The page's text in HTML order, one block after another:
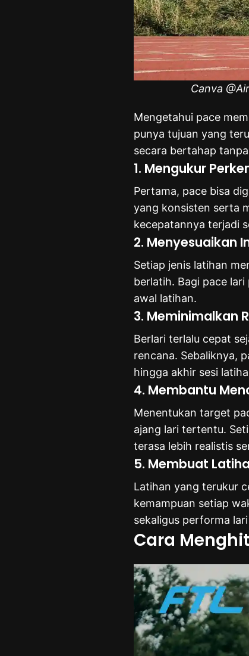
Canva
Mengetahui pace
punya tujuan yang
secara bertahap
1. Mengukur
Pertama, pace bisa
yang konsisten serta
kecepatannya terjadi
2. Menyesuaikan
Setiap jenis latihan
berlatih. Bagi pace
awal latihan.
3. Meminimalkan
Berlari terlalu cepat
rencana. Sebaliknya,
hingga akhir sesi
4. Membantu
Menentukan target
ajang lari tertentu.
terasa lebih realistis
5. Membuat
Latihan yang terukur
kemampuan setiap
sekaligus performa
Cara